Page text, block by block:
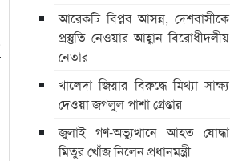
আরেকটি বিপ্লব আসন্ন, দেশবাসীকে
প্রস্তুতি নেওয়ার আহ্বান বিরোধীদলীয়
নেতার
খালেদা জিয়ার বিরুদ্ধে মিথ্যা সাক্ষ্য
দেওয়া জগলুল পাশা গ্রেপ্তার
জুলাই গণ-অভ্যুত্থানে আহত যোদ্ধা
মিতুর খোঁজ নিলেন প্রধানমন্ত্রী